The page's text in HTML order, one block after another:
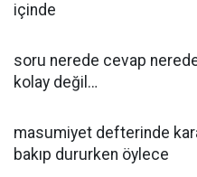
içinde
soru nerede cevap
kolay değil…
masumiyet defterinde
bakıp dururken öylece